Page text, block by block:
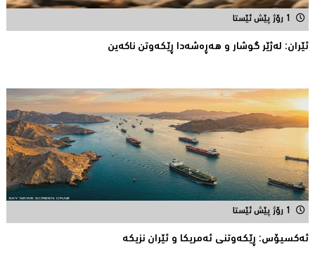
1 رۆژ پێش ئێستا
ئێران: له‌ژێر گوشار و هەڕەشەدا ڕێکەوتن ناکەین
1 رۆژ پێش ئێستا
ئه‌كسیۆس: ڕێكه‌وتنی ئه‌مریكا و ئێران نزیكه‌